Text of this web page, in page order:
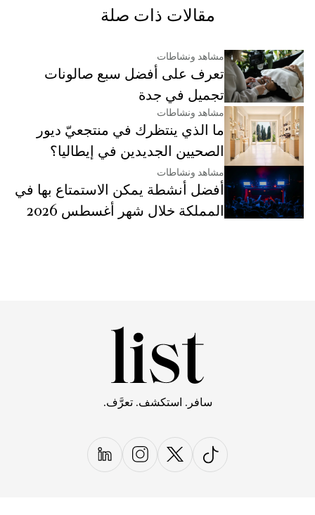
مقالات ذات صلة
مشاهد ونشاطات
تعرف على أفضل سبع صالونات
تجميل في جدة
مشاهد ونشاطات
ما الذي ينتظرك في منتجعيّ ديور
الصحيين الجديدين في إيطاليا؟
مشاهد ونشاطات
أفضل أنشطة يمكن الاستمتاع بها في
المملكة خلال شهر أغسطس 2026
سافر. استكشف. تعرَّف.